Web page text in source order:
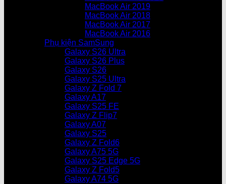
MacBook Air 2019
MacBook Air 2018
MacBook Air 2017
MacBook Air 2016
Phụ kiện SamSung
Galaxy S26 Ultra
Galaxy S26 Plus
Galaxy S26
Galaxy S25 Ultra
Galaxy Z Fold 7
Galaxy A17
Galaxy S25 FE
Galaxy Z Flip7
Galaxy A07
Galaxy S25
Galaxy Z Fold6
Galaxy A75 5G
Galaxy S25 Edge 5G
Galaxy Z Fold5
Galaxy A74 5G